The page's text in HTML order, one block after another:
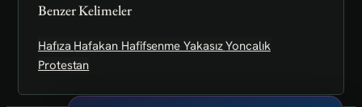
Benzer Kelimeler
Hafıza Hafakan HafifsenmeYakasızYoncalık
Protestan